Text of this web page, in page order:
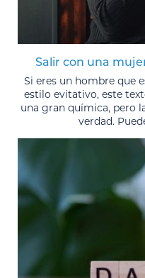
Salir con una
Si eres un hombre que
estilo evitativo, este
una gran química, pero
verdad.